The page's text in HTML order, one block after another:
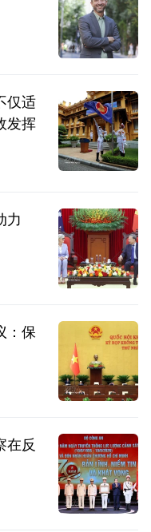
仅适
发挥
力
：保
在反